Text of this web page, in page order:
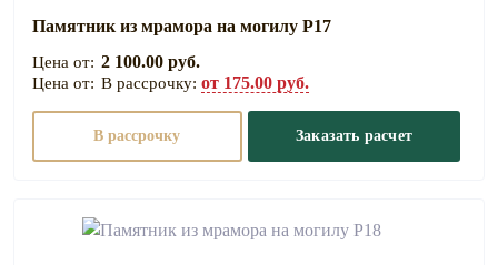
Памятник из мрамора на могилу Р17
2 100.00 руб.
В рассрочку: от 175.00 руб.
В рассрочку Заказать расчет